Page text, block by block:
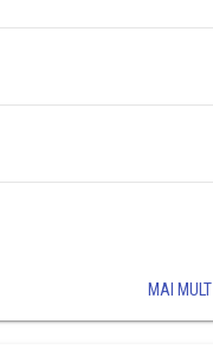
MAI MULT